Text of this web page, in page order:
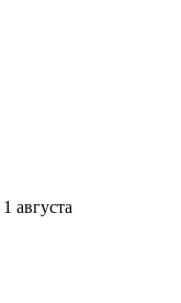
1 августа